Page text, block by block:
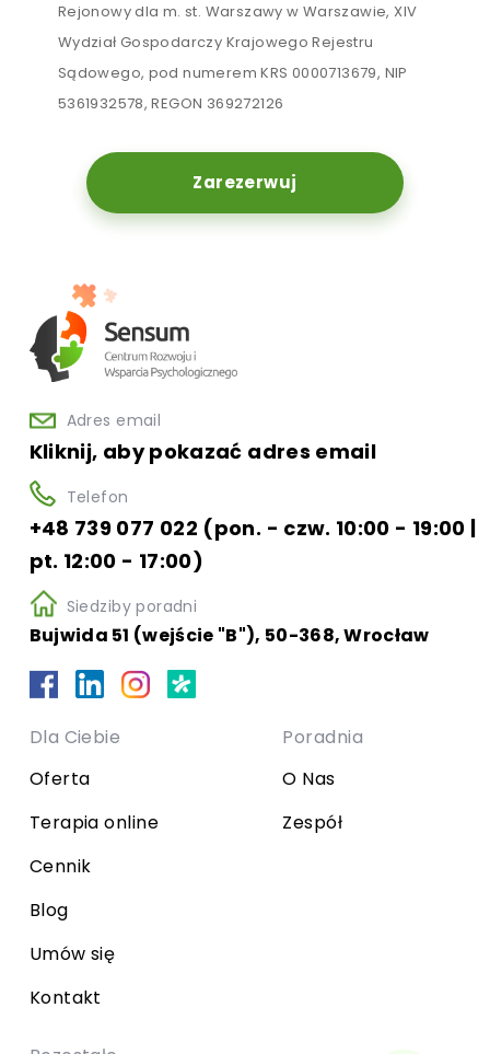
Rejonowy dla m. st. Warszawy w Warszawie, XIV
Wydział Gospodarczy Krajowego Rejestru
Sądowego, pod numerem KRS 0000713679, NIP
5361932578, REGON 369272126
Zarezerwuj
Adres email
Kliknij, aby pokazać adres email
Telefon
+48 739 077 022 (pon. - czw. 10:00 - 19:00 |
pt. 12:00 - 17:00)
Siedziby poradni
Bujwida 51 (wejście "B"), 50-368, Wrocław
Dla Ciebie
Oferta
Terapia online
Cennik
Blog
Umów się
Kontakt
Poradnia
O Nas
Zespół